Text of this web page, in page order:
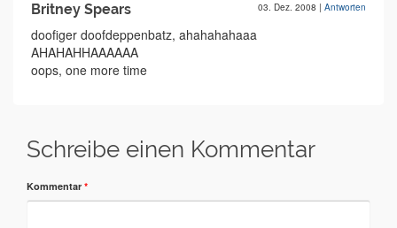
Britney Spears 03. Dez. 2008 | Antworten
doofiger doofdeppenbatz, ahahahahaaa
AHAHAHHAAAAAA
oops, one more time
Schreibe einen Kommentar
Kommentar *